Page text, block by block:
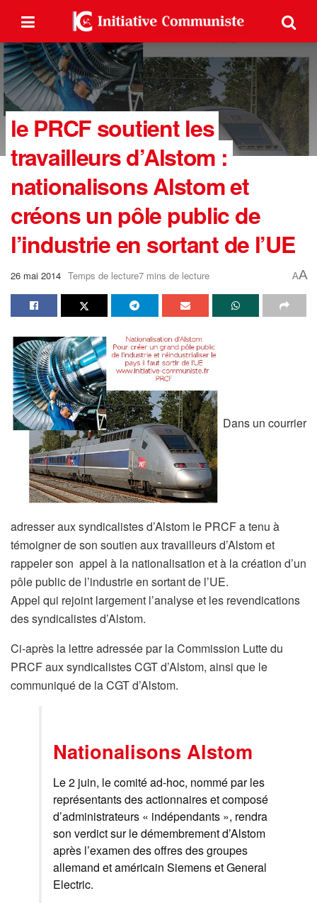
le PRCF soutient les
travailleurs d’Alstom :
nationalisons Alstom et
créons un pôle public de
l’industrie en sortant de l’UE
26 mai 2014 Temps de lecture7 mins de lecture AA
Dans un courrier
adresser aux syndicalistes d’Alstom le PRCF a tenu à
témoigner de son soutien aux travailleurs d’Alstom et
rappeler son appel à la nationalisation et à la création d’un
pôle public de l’industrie en sortant de l’UE.
Appel qui rejoint largement l’analyse et les revendications
des syndicalistes d’Alstom.
Ci-après la lettre adressée par la Commission Lutte du
PRCF aux syndicalistes CGT d’Alstom, ainsi que le
communiqué de la CGT d’Alstom.
Nationalisons Alstom
Le 2 juin, le comité ad-hoc, nommé par les
représentants des actionnaires et composé
d’administrateurs « indépendants », rendra
son verdict sur le démembrement d’Alstom
après l’examen des offres des groupes
allemand et américain Siemens et General
Electric.